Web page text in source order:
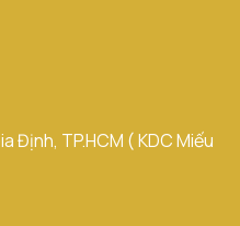
Định, TP.HCM ( KDC Miếu